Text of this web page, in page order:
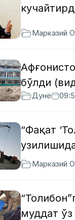
Марказий
бўлди
Дунё
“Фақат
Марказий
муддат